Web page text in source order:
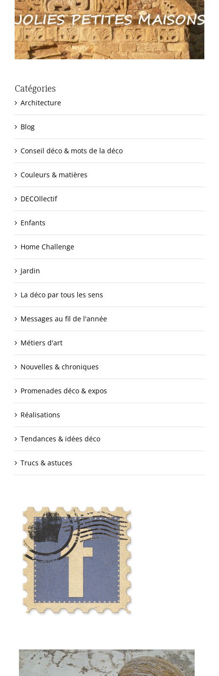
Catégories
Architecture
Blog
Conseil déco & mots de la déco
Couleurs & matières
DECOllectif
Enfants
Home Challenge
Jardin
La déco par tous les sens
Messages au fil de l'année
Métiers d'art
Nouvelles & chroniques
Promenades déco & expos
Réalisations
Tendances & idées déco
Trucs & astuces